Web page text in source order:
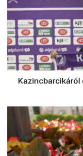
a
Kecskemét
első
nyári
igazolása
Kazincbarcikáról
Folytatódik
már-
már